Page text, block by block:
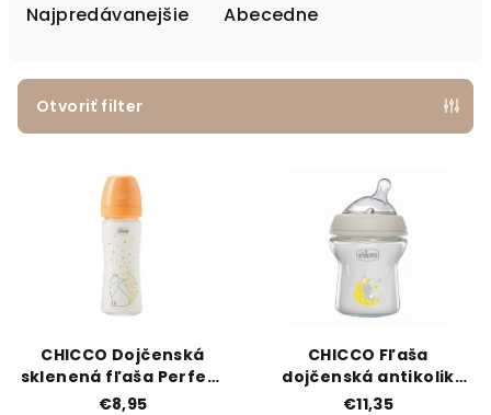
Najpredávanejšie Abecedne
Otvoriť filter
Výpis produktov
CHICCO Dojčenská
sklenená fľaša Perfect
Easy 240 ml, pomalý
€8,95
CHICCO Fľaša
dojčenská antikolik
sklo Natural Feeling 150
€11,35